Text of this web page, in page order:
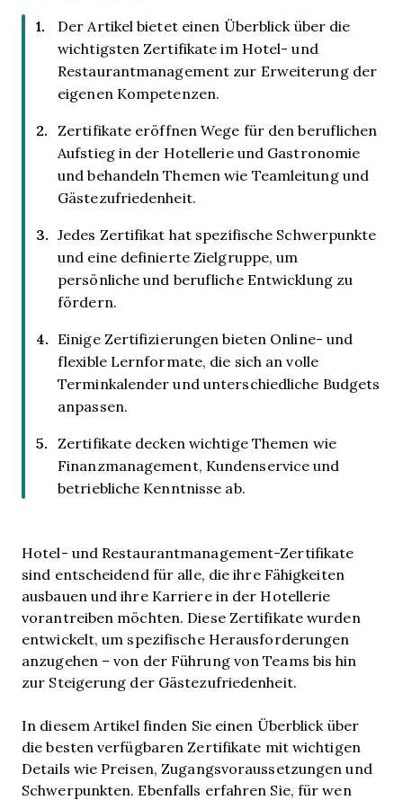
Der Artikel bietet einen Überblick über die
wichtigsten Zertifikate im Hotel- und
Restaurantmanagement zur Erweiterung der
eigenen Kompetenzen.
Zertifikate eröffnen Wege für den beruflichen
Aufstieg in der Hotellerie und Gastronomie
und behandeln Themen wie Teamleitung und
Gästezufriedenheit.
Jedes Zertifikat hat spezifische Schwerpunkte
und eine definierte Zielgruppe, um
persönliche und berufliche Entwicklung zu
fördern.
Einige Zertifizierungen bieten Online- und
flexible Lernformate, die sich an volle
Terminkalender und unterschiedliche Budgets
anpassen.
Zertifikate decken wichtige Themen wie
Finanzmanagement, Kundenservice und
betriebliche Kenntnisse ab.
Hotel- und Restaurantmanagement-Zertifikate
sind entscheidend für alle, die ihre Fähigkeiten
ausbauen und ihre Karriere in der Hotellerie
vorantreiben möchten. Diese Zertifikate wurden
entwickelt, um spezifische Herausforderungen
anzugehen – von der Führung von Teams bis hin
zur Steigerung der Gästezufriedenheit.
In diesem Artikel finden Sie einen Überblick über
die besten verfügbaren Zertifikate mit wichtigen
Details wie Preisen, Zugangsvoraussetzungen und
Schwerpunkten. Ebenfalls erfahren Sie, für wen